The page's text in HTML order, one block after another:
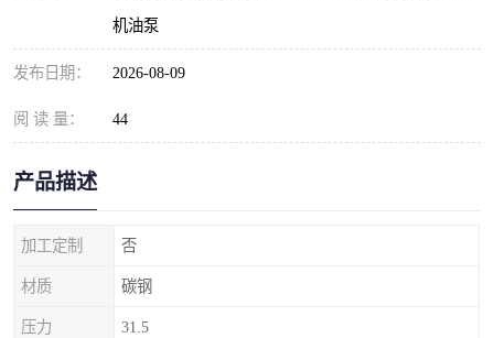
机油泵
发布日期： 2026-08-09
阅 读 量： 44
产品描述
加工定制 否
材质 碳钢
压力 31.5